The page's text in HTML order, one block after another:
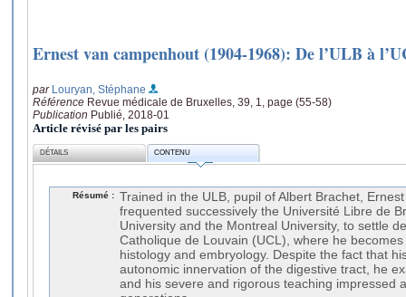
Ernest van campenhout (1904-1968): De l’ULB à
par Louryan, Stéphane
Référence Revue médicale de Bruxelles, 39, 1, page (55-58)
Publication Publié, 2018-01
Article révisé par les pairs
DÉTAILS CONTENU
Résumé : Trained in the ULB, pupil of Albert Brachet,
frequented successively the Université Libre de
University and the Montreal University, to settle
Catholique de Louvain (UCL), where he
histology and embryology. Despite the fact that
autonomic innervation of the digestive tract, he
and his severe and rigorous teaching impressed